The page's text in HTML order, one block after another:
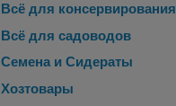
Всё для консервирования
Всё для садоводов
Семена и Сидераты
Хозтовары